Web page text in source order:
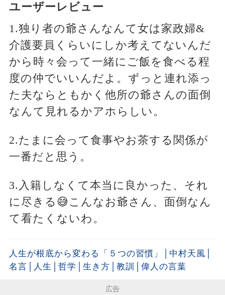
ユーザーレビュー
1.独り者の爺さんなんて女は家政婦&
介護要員くらいにしか考えてないんだ
から時々会って一緒にご飯を食べる程
度の仲でいいんだよ。ずっと連れ添っ
た夫ならともかく他所の爺さんの面倒
なんて見れるかアホらしい。
2.たまに会って食事やお茶する関係が
一番だと思う。
3.入籍しなくて本当に良かった、それ
に尽きる😅こんなお爺さん、面倒なん
て看たくないわ。
人生が根底から変わる「５つの習慣」│中村天風│
名言│人生│哲学│生き方│教訓│偉人の言葉
広告